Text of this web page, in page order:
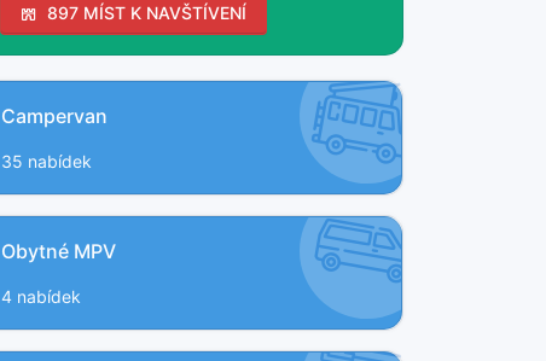
897 MÍST K NAVŠTÍVENÍ
Campervan
35 nabídek
Obytné MPV
4 nabídek